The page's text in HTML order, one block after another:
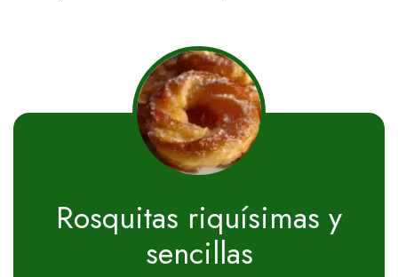
Rosquitas riquísimas y
sencillas